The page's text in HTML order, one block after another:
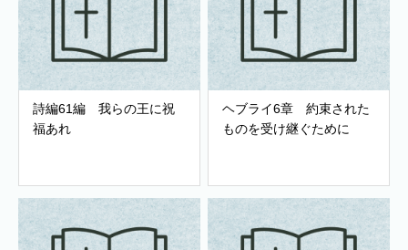
詩編61編 我らの王に祝
福あれ
ヘブライ6章 約束された
ものを受け継ぐために